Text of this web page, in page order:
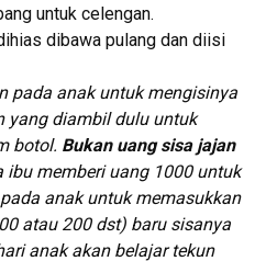
untuk celengan.
dibawa pulang dan diisi
pada anak untuk mengisinya
yang diambil dulu untuk
botol. Bukan uang sisa jajan
ibu memberi uang 1000 untuk
anak untuk memasukkan
atau 200 dst) baru sisanya
anak akan belajar tekun